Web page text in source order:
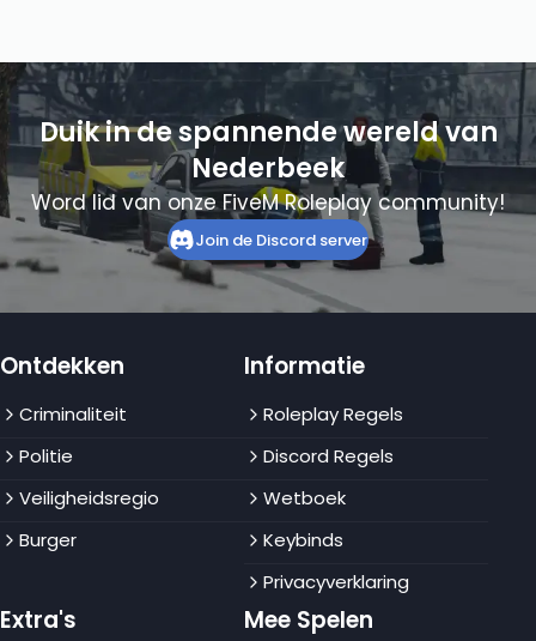
Duik in de spannende wereld van
Nederbeek
Word lid van onze FiveM Roleplay community!
Join de Discord server
Ontdekken
Criminaliteit
Politie
Veiligheidsregio
Burger
Informatie
Roleplay Regels
Discord Regels
Wetboek
Keybinds
Privacyverklaring
Extra's Mee Spelen